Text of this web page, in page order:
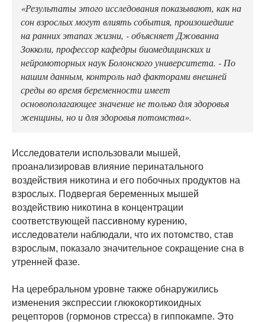
«Результаты этого исследования показывают, как на
сон взрослых могут влиять события, произошедшие
на ранних этапах жизни, - объясняет Джованна
Зокколи, профессор кафедры биомедицинских и
нейромоторных наук Болонского университета. - По
нашим данным, контроль над факторами внешней
среды во время беременности имеет
основополагающее значение не только для здоровья
женщины, но и для здоровья потомства».
Исследователи использовали мышей,
проанализировав влияние перинатального
воздействия никотина и его побочных продуктов на
взрослых. Подвергая беременных мышей
воздействию никотина в концентрации
соответствующей пассивному курению,
исследователи наблюдали, что их потомство, став
взрослым, показало значительное сокращение сна в
утренней фазе.
На церебральном уровне также обнаружились
изменения экспрессии глюкокортикоидных
рецепторов (гормонов стресса) в гиппокампе. Это